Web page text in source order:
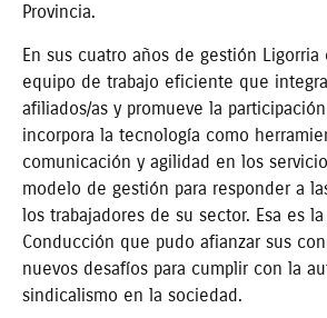
Provincia.
En sus cuatro años de gestión
equipo de trabajo eficiente que
afiliados/as y promueve la
incorpora la tecnología como
comunicación y agilidad en los
modelo de gestión para responder a
los trabajadores de su sector. Esa es
Conducción que pudo afianzar sus
nuevos desafíos para cumplir con la
sindicalismo en la sociedad.